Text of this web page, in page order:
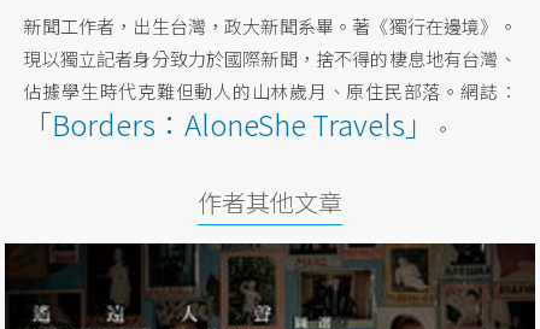
新聞工作者，出生台灣，政大新聞系畢。著《獨行在邊境》。
現以獨立記者身分致力於國際新聞，捨不得的棲息地有台灣、
佔據學生時代克難但動人的山林歲月、原住民部落。網誌：
「Borders：AloneShe Travels」 。
作者其他文章